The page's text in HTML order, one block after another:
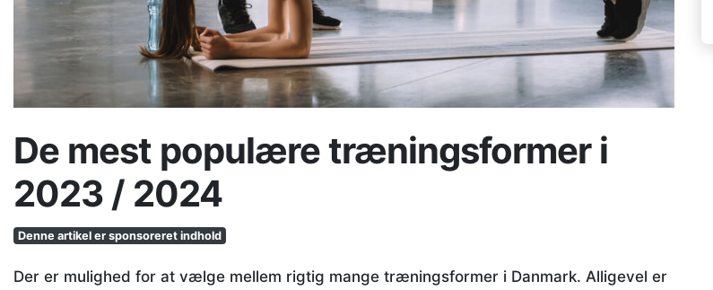
De mest populære træningsformer i
2023 / 2024
Denne artikel er sponsoreret indhold
Der er mulighed for at vælge mellem rigtig mange træningsformer i Danmark. Alligevel er